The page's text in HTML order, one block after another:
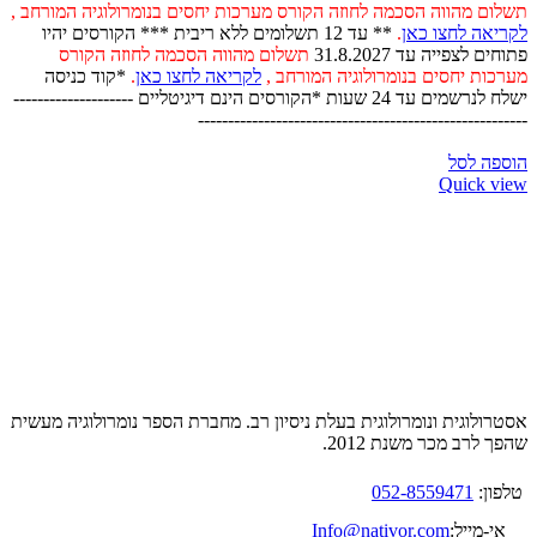
תשלום מהווה הסכמה לחוזה הקורס מערכות יחסים בנומרולוגיה המורחב ,
לקריאה לחצו כאן.
** עד 12 תשלומים ללא ריבית *** הקורסים יהיו
פתוחים לצפייה עד 31.8.2027
תשלום מהווה הסכמה לחוזה הקורס
מערכות יחסים בנומרולוגיה המורחב , לקריאה לחצו כאן. *קוד כניסה
ישלח לנרשמים עד 24 שעות *הקורסים הינם דיגיטליים --------------------
-------------------------------------------------------
הוספה לסל
Quick view
אסטרולוגית ונומרולוגית בעלת ניסיון רב. מחברת הספר נומרולוגיה מעשית
שהפך לרב מכר משנת 2012.
טלפון: 052-8559471
אי-מייל:Info@nativor.com